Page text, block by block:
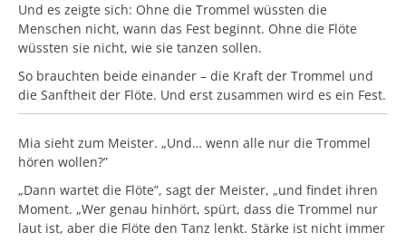
Und es zeigte sich: Ohne die Trommel wüssten die
Menschen nicht, wann das Fest beginnt. Ohne die Flöte
wüssten sie nicht, wie sie tanzen sollen.
So brauchten beide einander – die Kraft der Trommel und
die Sanftheit der Flöte. Und erst zusammen wird es ein Fest.
Mia sieht zum Meister. „Und… wenn alle nur die Trommel
hören wollen?”
„Dann wartet die Flöte”, sagt der Meister, „und findet ihren
Moment. „Wer genau hinhört, spürt, dass die Trommel nur
laut ist, aber die Flöte den Tanz lenkt. Stärke ist nicht immer